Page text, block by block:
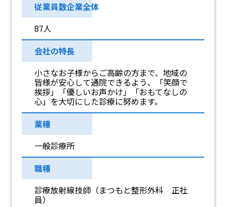
従業員数企業全体
87人
会社の特長
小さなお子様からご高齢の方まで、地域の
皆様が安心して通院できるよう、「笑顔で
挨拶」「優しいお声かけ」「おもてなしの
心」を大切にした診療に努めます。
業種
一般診療所
職種
診療放射線技師（まつもと整形外科 正社
員）